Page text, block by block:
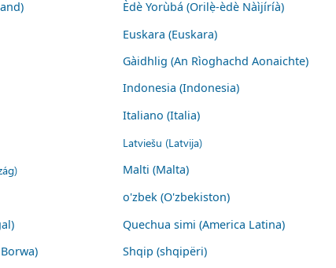
Èdè Yorùbá (Orilẹ̀-èdè Nàìjíríà)
Euskara (Euskara)
Gàidhlig (An Rìoghachd Aonaichte)
Indonesia (Indonesia)
Italiano (Italia)
Latviešu (Latvija)
Malti (Malta)
o'zbek (O'zbekiston)
Quechua simi (America Latina)
Shqip (shqipëri)